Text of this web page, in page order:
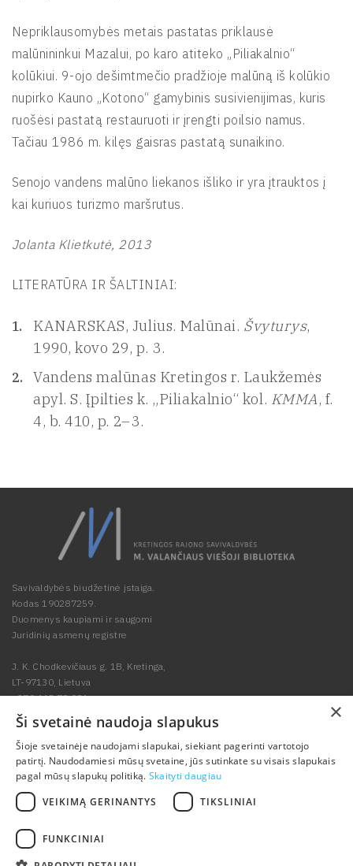
Nepriklausomybės metais pastatas priklausė
malūnininkui Mazalui, po karo atiteko „Piliakalnio“
kolūkiui. 9-ojo dešimtmečio pradžioje malūną iš kolūkio
nupirko Kauno „Kotono“ gamybinis susivienijimas, kuris
ruošėsi pastatą restauruoti ir įrengti poilsio namus.
Tačiau 1986 m. kilęs gaisras pastatą sunaikino.
Senojo vandens malūno liekanos išliko ir yra įtrauktos į
kai kuriuos turizmo maršrutus.
Jolanta Klietkutė, 2013
LITERATŪRA IR ŠALTINIAI:
KANARSKAS, Julius. Malūnai. Švyturys,
1990, kovo 29, p. 3.
Vandens malūnas Kretingos r. Laukžemės
apyl. S. Įpilties k. „Piliakalnio“ kol. KMMA, f.
4, b. 410, p. 2–3.
Savivaldybės biudžetinė įstaiga.
Kodas 190287259.
Duomenys kaupiami ir saugomi
Juridinių asmenų registre
J. K. Chodkevičiaus g. 1B, Kretinga,
LT-97130, Lietuva
+370 445 78 984
biblioteka@kretvb.lt
Dažniausiai
užduodami
klausimai
Kretingos rajono savivaldybės M. Valančiaus viešoji biblioteka
×
Ši svetainė naudoja slapukus
Šioje svetainėje naudojami slapukai, siekiant pagerinti vartotojo
patirtį. Naudodamiesi mūsų svetaine, jūs sutinkate su visais slapukais
pagal mūsų slapukų politiką. Skaityti daugiau
VEIKIMĄ GERINANTYS
TIKSLINIAI
FUNKCINIAI